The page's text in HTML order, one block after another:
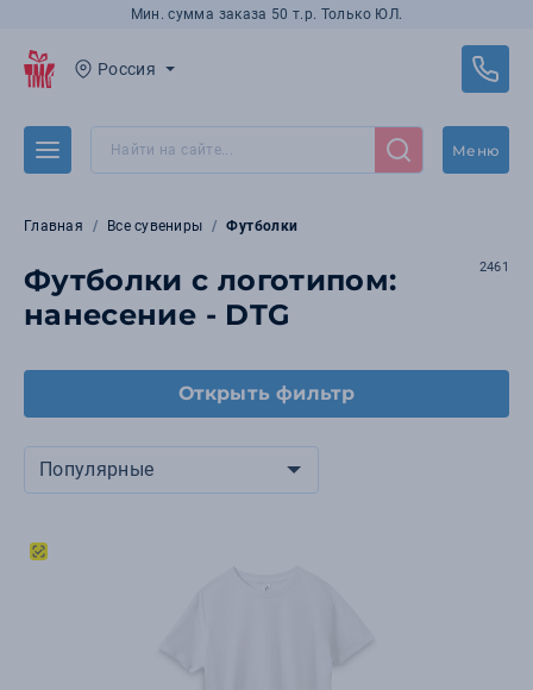
Мин. сумма заказа 50 т.р. Только ЮЛ.
Россия
Меню
Главная Все сувениры Футболки
Футболки с логотипом:
нанесение - DTG
2461
Открыть фильтр
Популярные